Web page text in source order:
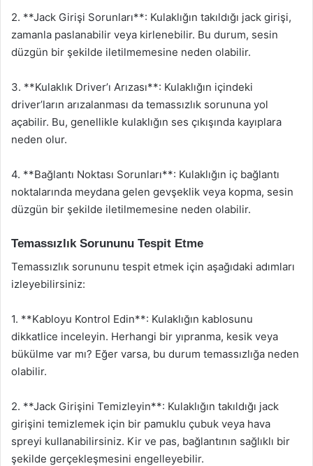
2. **Jack Girişi Sorunları**: Kulaklığın takıldığı jack girişi,
zamanla paslanabilir veya kirlenebilir. Bu durum, sesin
düzgün bir şekilde iletilmemesine neden olabilir.
3. **Kulaklık Driver’ı Arızası**: Kulaklığın içindeki
driver’ların arızalanması da temassızlık sorununa yol
açabilir. Bu, genellikle kulaklığın ses çıkışında kayıplara
neden olur.
4. **Bağlantı Noktası Sorunları**: Kulaklığın iç bağlantı
noktalarında meydana gelen gevşeklik veya kopma, sesin
düzgün bir şekilde iletilmemesine neden olabilir.
Temassızlık Sorununu Tespit Etme
Temassızlık sorununu tespit etmek için aşağıdaki adımları
izleyebilirsiniz:
1. **Kabloyu Kontrol Edin**: Kulaklığın kablosunu
dikkatlice inceleyin. Herhangi bir yıpranma, kesik veya
bükülme var mı? Eğer varsa, bu durum temassızlığa neden
olabilir.
2. **Jack Girişini Temizleyin**: Kulaklığın takıldığı jack
girişini temizlemek için bir pamuklu çubuk veya hava
spreyi kullanabilirsiniz. Kir ve pas, bağlantının sağlıklı bir
şekilde gerçekleşmesini engelleyebilir.